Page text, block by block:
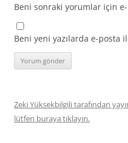
Beni sonraki yorumlar için
Beni yeni yazılarda e-posta
Zeki Yüksekbilgili tarafından
lütfen buraya tıklayın.